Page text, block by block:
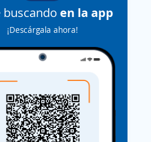
buscando en la app
¡Descárgala ahora!